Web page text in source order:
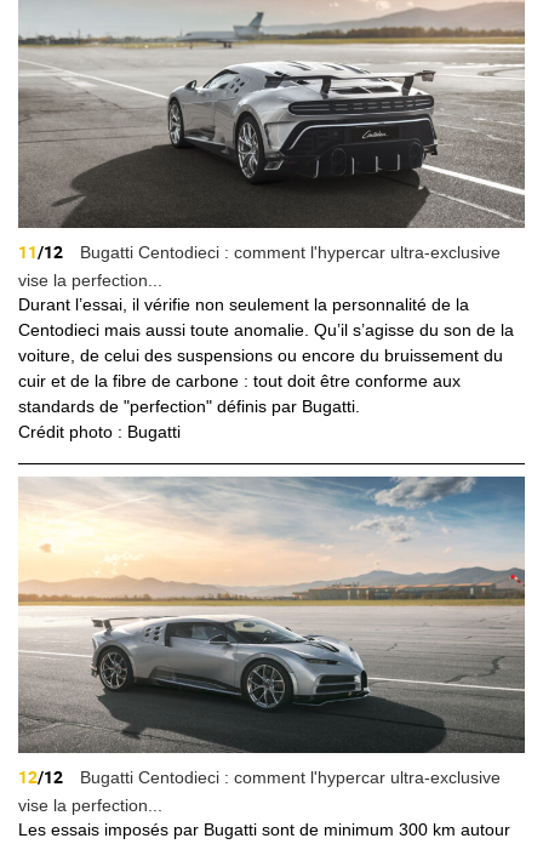
11/12
Bugatti Centodieci : comment l'hypercar ultra-exclusive
vise la perfection...
Durant l’essai, il vérifie non seulement la personnalité de la
Centodieci mais aussi toute anomalie. Qu’il s’agisse du son de la
voiture, de celui des suspensions ou encore du bruissement du
cuir et de la fibre de carbone : tout doit être conforme aux
standards de "perfection" définis par Bugatti.
Crédit photo : Bugatti
12/12
Bugatti Centodieci : comment l'hypercar ultra-exclusive
vise la perfection...
Les essais imposés par Bugatti sont de minimum 300 km autour